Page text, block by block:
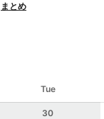
まとめ
Tue
30